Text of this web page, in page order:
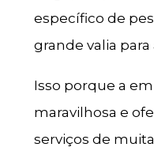
específico de
grande valia para
Isso porque a
maravilhosa e
serviços de